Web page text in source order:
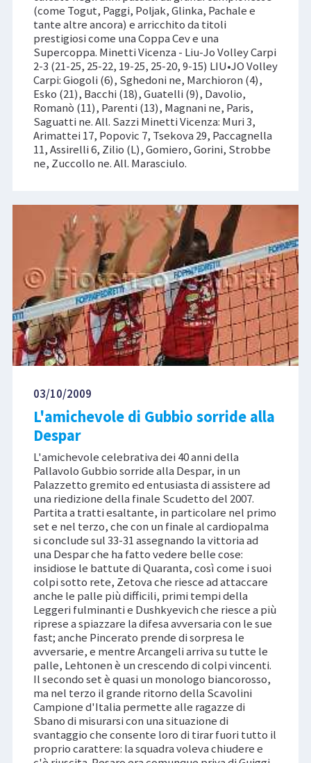
(come Togut, Paggi, Poljak, Glinka, Pachale e
tante altre ancora) e arricchito da titoli
prestigiosi come una Coppa Cev e una
Supercoppa. Minetti Vicenza - Liu-Jo Volley Carpi
2-3 (21-25, 25-22, 19-25, 25-20, 9-15) LIU•JO Volley
Carpi: Giogoli (6), Sghedoni ne, Marchioron (4),
Esko (21), Bacchi (18), Guatelli (9), Davolio,
Romanò (11), Parenti (13), Magnani ne, Paris,
Saguatti ne. All. Sazzi Minetti Vicenza: Muri 3,
Arimattei 17, Popovic 7, Tsekova 29, Paccagnella
11, Assirelli 6, Zilio (L), Gomiero, Gorini, Strobbe
ne, Zuccollo ne. All. Marasciulo.
03/10/2009
L'amichevole di Gubbio sorride alla
Despar
L'amichevole celebrativa dei 40 anni della
Pallavolo Gubbio sorride alla Despar, in un
Palazzetto gremito ed entusiasta di assistere ad
una riedizione della finale Scudetto del 2007.
Partita a tratti esaltante, in particolare nel primo
set e nel terzo, che con un finale al cardiopalma
si conclude sul 33-31 assegnando la vittoria ad
una Despar che ha fatto vedere belle cose:
insidiose le battute di Quaranta, così come i suoi
colpi sotto rete, Zetova che riesce ad attaccare
anche le palle più difficili, primi tempi della
Leggeri fulminanti e Dushkyevich che riesce a più
riprese a spiazzare la difesa avversaria con le sue
fast; anche Pincerato prende di sorpresa le
avversarie, e mentre Arcangeli arriva su tutte le
palle, Lehtonen è un crescendo di colpi vincenti.
Il secondo set è quasi un monologo biancorosso,
ma nel terzo il grande ritorno della Scavolini
Campione d'Italia permette alle ragazze di
Sbano di misurarsi con una situazione di
svantaggio che consente loro di tirar fuori tutto il
proprio carattere: la squadra voleva chiudere e